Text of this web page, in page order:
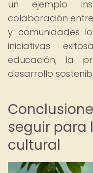
un ejemplo
colaboración
y comunidades
iniciativas
educación, la
desarrollo
seguir para
cultural